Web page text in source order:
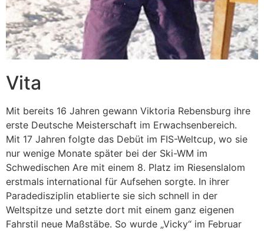
Vita
Mit bereits 16 Jahren gewann Viktoria Rebensburg ihre
erste Deutsche Meisterschaft im Erwachsenbereich.
Mit 17 Jahren folgte das Debüt im FIS-Weltcup, wo sie
nur wenige Monate später bei der Ski-WM im
Schwedischen Are mit einem 8. Platz im Riesenslalom
erstmals international für Aufsehen sorgte. In ihrer
Paradedisziplin etablierte sie sich schnell in der
Weltspitze und setzte dort mit einem ganz eigenen
Fahrstil neue Maßstäbe. So wurde „Vicky“ im Februar